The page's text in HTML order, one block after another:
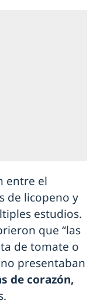
entre el
de licopeno y
estudios.
que “las
de tomate o
presentaban
de corazón,